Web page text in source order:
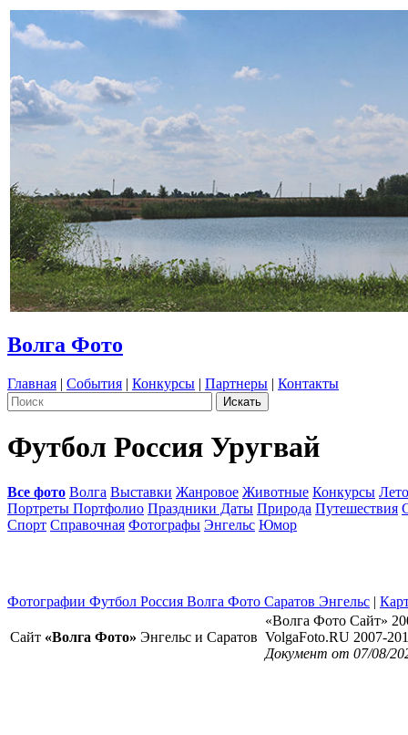
Волга Фото
Главная | События | Конкурсы | Партнеры | Контакты
Футбол Россия Уругвай
Все фото Волга Выставки Жанровое Животные Конкурсы
Портреты Портфолио Праздники Даты Природа Путешествия
Спорт Справочная Фотографы Энгельс Юмор
Фотографии Футбол Россия Волга Фото Саратов Энгельс |
Сайт «Волга Фото» Энгельс и Саратов
«Волга Фото Сайт»
VolgaFoto.RU 2007-
Документ от 07/08/